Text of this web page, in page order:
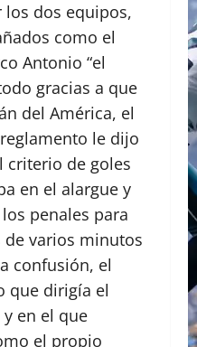
dos equipos,
como el
Antonio “el
gracias a que
del América, el
le dijo
criterio de goles
en el alargue y
penales para
varios minutos
confusión, el
que dirigía el
en el que
el propio